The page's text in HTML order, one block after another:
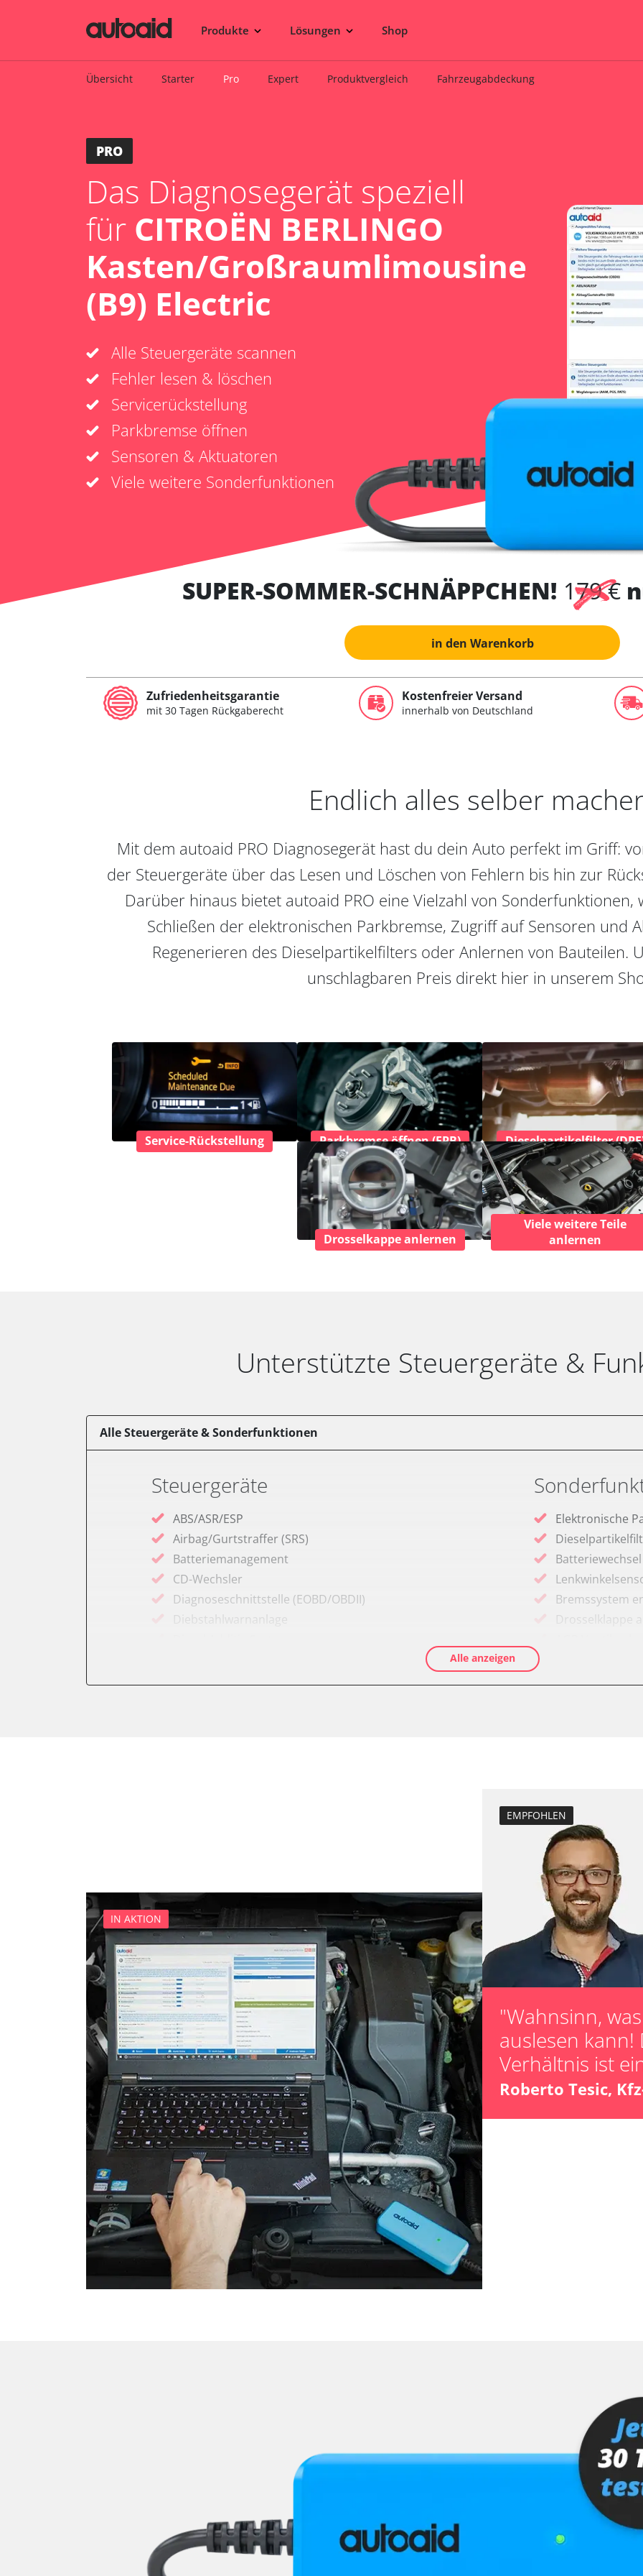
Produkte Lösungen Shop
Übersicht Starter Pro Expert Produktvergleich Fahrzeugabdeckung
PRO
Das Diagnosegerät speziell
für CITROËN BERLINGO
Kasten/Großraumlimousine
(B9) Electric
Alle Steuergeräte scannen
Fehler lesen & löschen
Servicerückstellung
Parkbremse öffnen
Sensoren & Aktuatoren
Viele weitere Sonderfunktionen
SUPER-SOMMER-SCHNÄPPCHEN! 179 €
in den Warenkorb
Zufriedenheitsgarantie
mit 30 Tagen Rückgaberecht
Kostenfreier Versand
innerhalb von Deutschland
Endlich alles selber
Mit dem autoaid PRO Diagnosegerät hast du dein Auto perfekt im Griff:
der Steuergeräte über das Lesen und Löschen von Fehlern bis hin zur
Darüber hinaus bietet autoaid PRO eine Vielzahl von Sonderfunktionen,
Schließen der elektronischen Parkbremse, Zugriff auf Sensoren und
Regenerieren des Dieselpartikelfilters oder Anlernen von Bauteilen.
unschlagbaren Preis direkt hier in unserem
Service-Rückstellung Parkbremse öffnen (EPB) Dieselpartikelfilter
Drosselkappe anlernen
Viele weitere Teile
anlernen
Unterstützte Steuergeräte &
Alle Steuergeräte & Sonderfunktionen
Steuergeräte
ABS/ASR/ESP
Airbag/Gurtstraffer (SRS)
Batteriemanagement
CD-Wechsler
Diagnoseschnittstelle (EOBD/OBDII)
Diebstahlwarnanlage
Lenksäuleneinheit
Lichtsteuerung
Lichtsteuerung links
Motorsteuerung (EMS)
Multifunktionslenkrad
Radio
Regen-/Lichtsensor
Reifendruckkontrolle (RDK)
Servolenkung
Sitzelektronik Fahrer
Soundsystem
Sprachsteuerung
Spurwechselassistent
Start Authentifikation
Telefon-/Notruf-System
Türsteuergerät vorne links
Türsteuergerät vorne rechts
Untere Bedieneinheit
Wischersteuerung
Zentralelektronik
Elektronische
Batteriewechsel
Bremssystem
Drosselklappe
Elektronische
ESP test
Grundeinstellung
Injektoren
Lamdasonde
Kalibrierung
Parkbremse in
Turbolader
Zurücksetzen
Alle anzeigen
IN AKTION
EMPFOHLEN
"Wahnsinn,
auslesen kann!
Verhältnis ist
Roberto Tesic,